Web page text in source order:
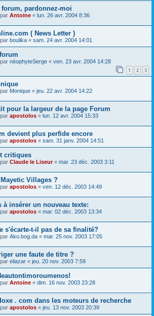
pardonnez-moi
Antoine « lun. 26 avr. 2004 8:36
( News Letter )
boulika « sam. 24 avr. 2004 14:01
néophyteSerge « ven. 23 avr. 2004 14:28
1 2 3
Monique « jeu. 22 avr. 2004 14:22
pour la largeur de la page Forum
apostolos « lun. 12 avr. 2004 15:33
devient plus perfide encore
apostolos « sam. 31 janv. 2004 14:51
critiques
Claude le Liseur« mar. 23 déc. 2003 3:11
Villages ?
apostolos « ven. 12 déc. 2003 14:49
à insérer un nouveau texte:
apostolos « mar. 02 déc. 2003 13:34
s'écarte-t-il pas de sa finalité?
Ako.bog.da « mar. 25 nov. 2003 17:05
une faute de titre ?
eliazar « jeu. 20 nov. 2003 7:59
Antoine « dim. 16 nov. 2003 23:28
. com dans les moteurs de recherche
apostolos « jeu. 13 nov. 2003 20:39